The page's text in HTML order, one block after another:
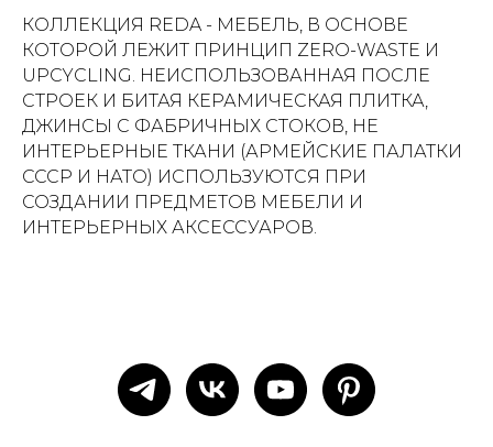
КОЛЛЕКЦИЯ REDA - МЕБЕЛЬ, В ОСНОВЕ
КОТОРОЙ ЛЕЖИТ ПРИНЦИП ZERO-WASTE И
UPCYCLING. НЕИСПОЛЬЗОВАННАЯ ПОСЛЕ
СТРОЕК И БИТАЯ КЕРАМИЧЕСКАЯ ПЛИТКА,
ДЖИНСЫ С ФАБРИЧНЫХ СТОКОВ, НЕ
ИНТЕРЬЕРНЫЕ ТКАНИ (АРМЕЙСКИЕ ПАЛАТКИ
СССР И НАТО) ИСПОЛЬЗУЮТСЯ ПРИ
СОЗДАНИИ ПРЕДМЕТОВ МЕБЕЛИ И
ИНТЕРЬЕРНЫХ АКСЕССУАРОВ.